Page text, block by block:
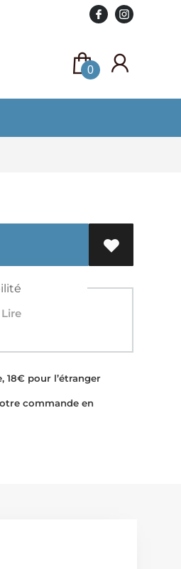
0
18€ pour l’étranger
commande en